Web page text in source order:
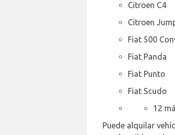
Citroen C4
Citroen
Fiat 500
Fiat Panda
Fiat Punto
Fiat Scudo
12
Puede alquilar